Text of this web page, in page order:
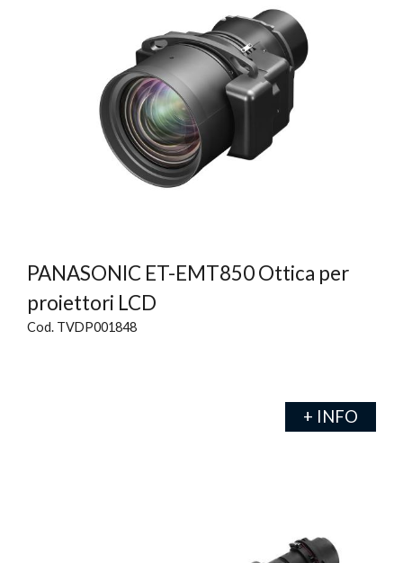
PANASONIC ET-EMT850 Ottica per
proiettori LCD
Cod. TVDP001848
+ INFO